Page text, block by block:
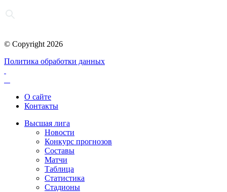
© Copyright 2026
Политика обработки данных
О сайте
Контакты
Высшая лига
Новости
Конкурс прогнозов
Составы
Матчи
Таблица
Статистика
Стадионы